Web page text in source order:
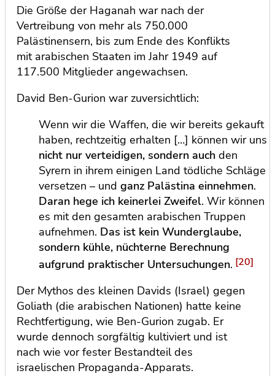
Die Größe der Haganah war nach der
Vertreibung von mehr als 750.000
Palästinensern, bis zum Ende des Konflikts
mit arabischen Staaten im Jahr 1949 auf
117.500 Mitglieder angewachsen.
David Ben-Gurion war zuversichtlich:
Wenn wir die Waffen, die wir bereits gekauft
haben, rechtzeitig erhalten […] können wir uns
nicht nur verteidigen, sondern auchden
Syrern in ihrem einigen Land tödliche Schläge
versetzen – und ganz Palästina einnehmen.
Daran hege ich keinerlei Zweifel. Wir können
es mit den gesamten arabischen Truppen
aufnehmen. Das ist kein Wunderglaube,
sondern kühle, nüchterne Berechnung
aufgrund praktischer Untersuchungen. [20]
Der Mythos des kleinen Davids (Israel) gegen
Goliath (die arabischen Nationen) hatte keine
Rechtfertigung, wie Ben-Gurion zugab. Er
wurde dennoch sorgfältig kultiviert und ist
nach wie vor fester Bestandteil des
israelischen Propaganda-Apparats.